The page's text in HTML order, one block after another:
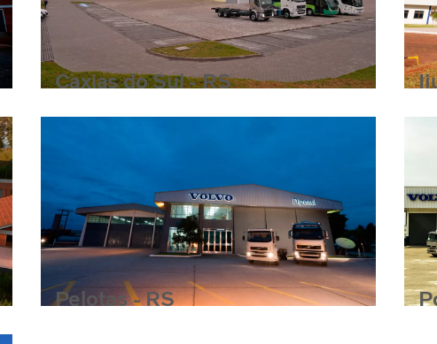
Caxias do Sul - RS
Pelotas - RS